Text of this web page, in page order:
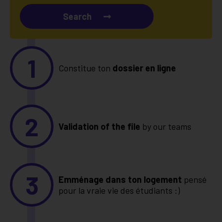
Search
1 Constitue ton dossier en ligne
2 Validation of the file by our teams
3 Emménage dans ton logement pensé
pour la vraie vie des étudiants :)